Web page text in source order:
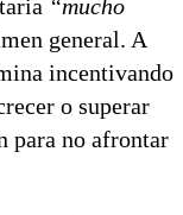
“mucho
general. A
incentivando
o superar
para no afrontar